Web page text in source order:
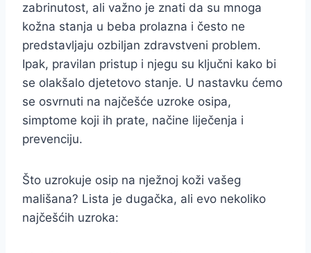
zabrinutost, ali važno je znati da su mnoga
kožna stanja u beba prolazna i često ne
predstavljaju ozbiljan zdravstveni problem.
Ipak, pravilan pristup i njegu su ključni kako bi
se olakšalo djetetovo stanje. U nastavku ćemo
se osvrnuti na najčešće uzroke osipa,
simptome koji ih prate, načine liječenja i
prevenciju.
Što uzrokuje osip na nježnoj koži vašeg
mališana? Lista je dugačka, ali evo nekoliko
najčešćih uzroka: